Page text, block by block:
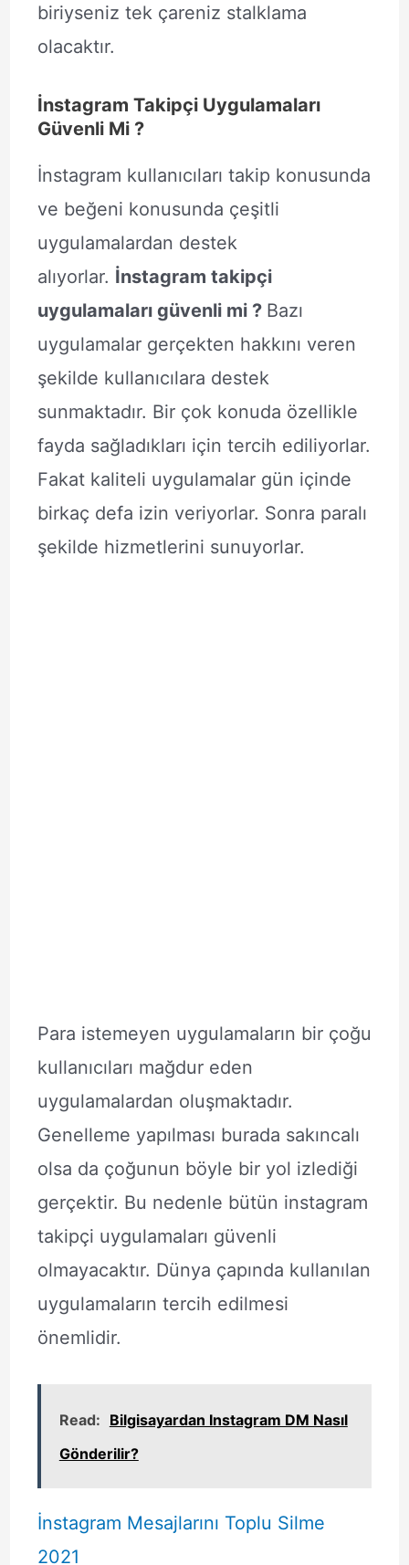
biriyseniz tek çareniz stalklama
olacaktır.
İnstagram Takipçi Uygulamaları
Güvenli Mi ?
İnstagram kullanıcıları takip konusunda
ve beğeni konusunda çeşitli
uygulamalardan destek
alıyorlar. İnstagram takipçi
uygulamaları güvenli mi ? Bazı
uygulamalar gerçekten hakkını veren
şekilde kullanıcılara destek
sunmaktadır. Bir çok konuda özellikle
fayda sağladıkları için tercih ediliyorlar.
Fakat kaliteli uygulamalar gün içinde
birkaç defa izin veriyorlar. Sonra paralı
şekilde hizmetlerini sunuyorlar.
Para istemeyen uygulamaların bir çoğu
kullanıcıları mağdur eden
uygulamalardan oluşmaktadır.
Genelleme yapılması burada sakıncalı
olsa da çoğunun böyle bir yol izlediği
gerçektir. Bu nedenle bütün instagram
takipçi uygulamaları güvenli
olmayacaktır. Dünya çapında kullanılan
uygulamaların tercih edilmesi
önemlidir.
Read: Bilgisayardan Instagram DM Nasıl
Gönderilir?
İnstagram Mesajlarını Toplu Silme
2021